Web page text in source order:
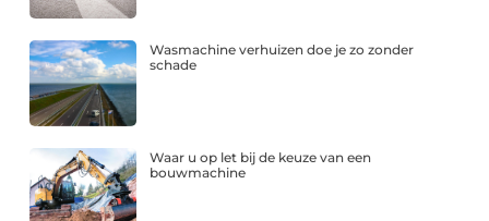
Wasmachine verhuizen doe je zo zonder
schade
Waar u op let bij de keuze van een
bouwmachine